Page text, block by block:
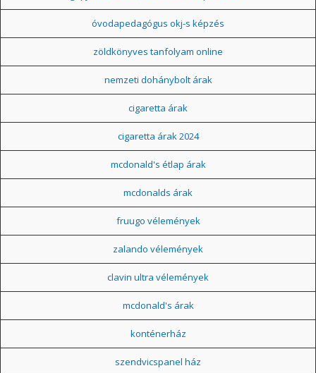
óvodapedagógus okj-s képzés
zöldkönyves tanfolyam online
nemzeti dohánybolt árak
cigaretta árak
cigaretta árak 2024
mcdonald's étlap árak
mcdonalds árak
fruugo vélemények
zalando vélemények
clavin ultra vélemények
mcdonald's árak
konténerház
szendvicspanel ház